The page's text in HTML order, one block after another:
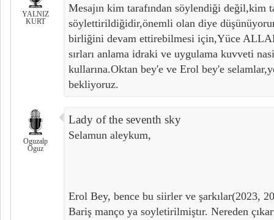
YALNIZ
KURT
Mesajın kim tarafından söylendiği değil,kim
söylettirildiğidir,önemli olan diye
birliğini devam ettirebilmesi için,Yüce
sırları anlama idraki ve uygulama kuvveti
kullarına.Oktan bey'e ve Erol bey'e
bekliyoruz.
Oguzalp
Oguz
Lady of the seventh sky
Selamun aleykum,
Erol Bey, bence bu siirler ve şarkılar(2023,
Bariş manço ya soyletirilmiştır. Nereden